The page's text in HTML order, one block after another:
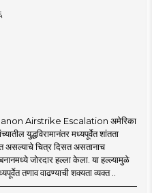
Airstrike Escalation अमेरिका
युद्धविरामानंतर मध्यपूर्वेत शांतता
असल्याचे चित्र दिसत असतानाच
जोरदार हल्ला केला. या हल्ल्यामुळे
तणाव वाढण्याची शक्यता व्यक्त ..